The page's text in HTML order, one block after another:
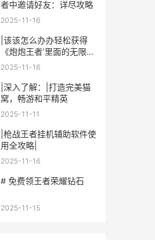
者中邀请好友：详尽攻略
2025-11-16
|该该怎么办办轻松获得
《炮炮王者’里面的无限金
币和星星|
2025-11-16
|深入了解：|打造完美猫
窝，畅游和平精英
2025-11-11
|枪战王者挂机辅助软件使
用全攻略|
2025-11-16
# 免费领王者荣耀钻石
2025-11-15